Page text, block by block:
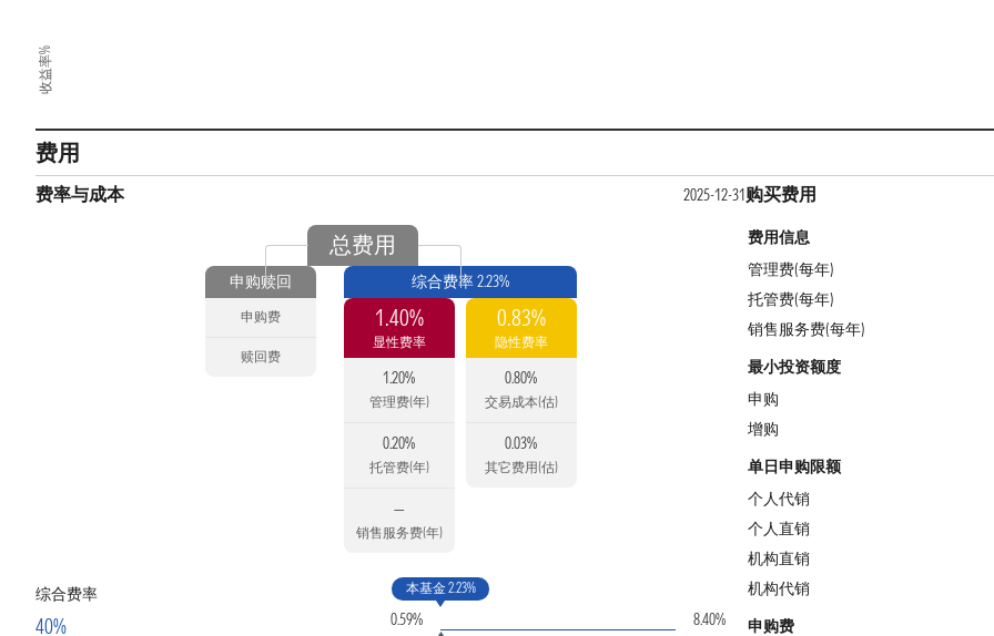
收益率%
费用
费率与成本 2025-12-31
总费用
申购赎回
申购费
赎回费
综合费率 2.23%
1.40%
显性费率
1.20%
管理费(年)
0.20%
托管费(年)
—
销售服务费(年)
0.83%
隐性费率
0.80%
交易成本(估)
0.03%
其它费用(估)
综合费率
40% 0.59%
本基金 2.23%
8.40%
购买费用
费用信息
管理费(每年)
托管费(每年)
销售服务费(每年)
最小投资额度
申购
增购
单日申购限额
个人代销
个人直销
机构直销
机构代销
申购费